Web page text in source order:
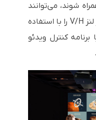
شوند، می‌توانند
زوم، فوکوس و تنظیمات تغییر لنز V/H را با استفاده
برنامه کنترل ویدئو